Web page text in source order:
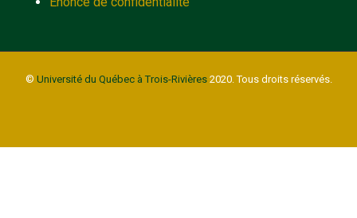
© Université du Québec à Trois-Rivières2020. Tous droits réservés.